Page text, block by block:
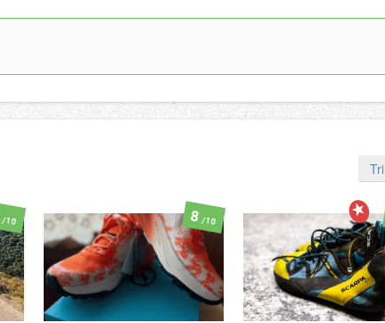
Tri
/10 8/10